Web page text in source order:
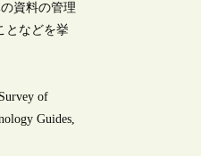
資料の管理
となどを挙
of
Guides,